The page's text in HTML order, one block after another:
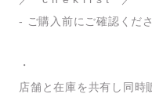
- ご購入前にご確認くだ
・
店舗と在庫を共有し同時